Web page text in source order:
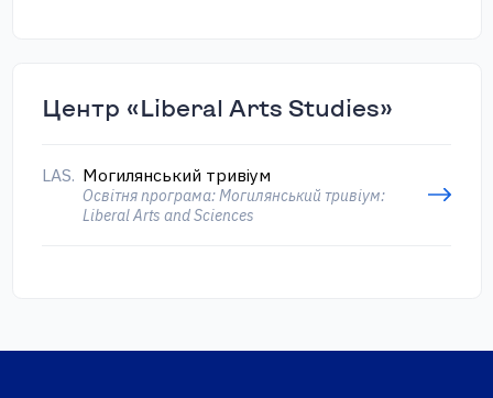
Центр «Liberal Arts Studies»
LAS. Могилянський тривіум
Освітня програма: Могилянський тривіум:
Liberal Arts and Sciences